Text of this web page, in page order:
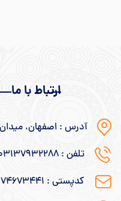
ارتباط با ما
آدرس : اصفهان، میدان
تلفن : ۰۳۱۳۷۹۳۲۲۸۸
کدپستی : ۸۱۷۴۶۷۳۴۴۱